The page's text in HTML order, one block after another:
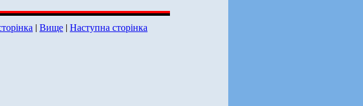
|Вище |Наступна сторінка